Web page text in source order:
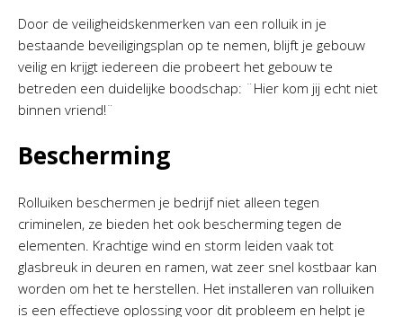
Door de veiligheidskenmerken van een rolluik in je
bestaande beveiligingsplan op te nemen, blijft je gebouw
veilig en krijgt iedereen die probeert het gebouw te
betreden een duidelijke boodschap: ¨Hier kom jij echt niet
binnen vriend!¨
Bescherming
Rolluiken beschermen je bedrijf niet alleen tegen
criminelen, ze bieden het ook bescherming tegen de
elementen. Krachtige wind en storm leiden vaak tot
glasbreuk in deuren en ramen, wat zeer snel kostbaar kan
worden om het te herstellen. Het installeren van rolluiken
is een effectieve oplossing voor dit probleem en helpt je